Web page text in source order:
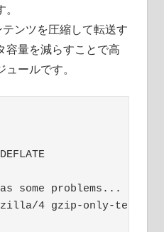
ンツを圧縮して転送す
容量を減らすことで高
ールです。
some problems...
4 gzip-only-text/